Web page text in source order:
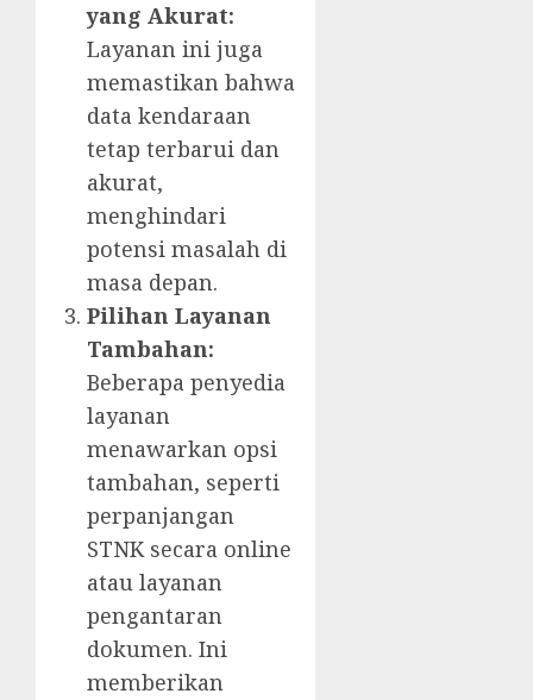
yang Akurat:
Layanan ini juga
memastikan bahwa
data kendaraan
tetap terbarui dan
akurat,
menghindari
potensi masalah di
masa depan.
Pilihan Layanan
Tambahan:
Beberapa penyedia
layanan
menawarkan opsi
tambahan, seperti
perpanjangan
STNK secara online
atau layanan
pengantaran
dokumen. Ini
memberikan